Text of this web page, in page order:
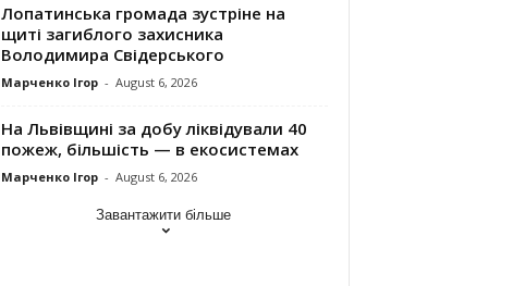
Лопатинська громада зустріне на
щиті загиблого захисника
Володимира Свідерського
Марченко Ігор - August 6, 2026
На Львівщині за добу ліквідували 40
пожеж, більшість — в екосистемах
Марченко Ігор - August 6, 2026
Завантажити більше